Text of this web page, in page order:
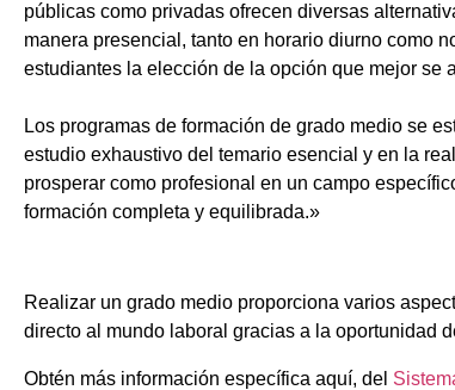
públicas como privadas ofrecen diversas
manera presencial, tanto en horario diurno como
estudiantes la elección de la opción que mejor se
Los programas de formación de grado medio se
estudio exhaustivo del temario esencial y en la
prosperar como profesional en un campo
formación completa y equilibrada.»
Realizar un grado medio proporciona varios
directo al mundo laboral gracias a la oportunidad
Obtén más información específica aquí, del